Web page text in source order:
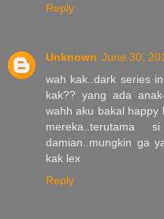
Reply
Unknown June 30,
wah kak..dark series
kak?? yang ada
wahh aku bakal happy
damian..mungkin ga
kak lex
Reply